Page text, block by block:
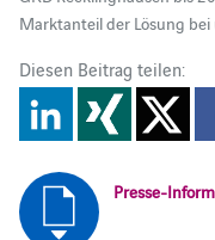
Marktanteil der Lösung
Diesen Beitrag teilen:
Presse-